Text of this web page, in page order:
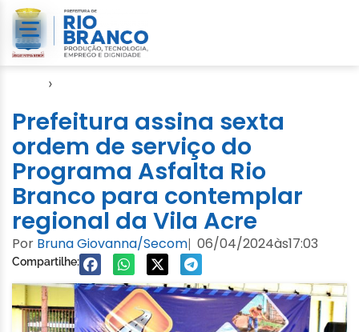
›
Prefeitura assina sexta
ordem de serviço do
Programa Asfalta Rio
Branco para contemplar
regional da Vila Acre
Por Bruna Giovanna/Secom| 06/04/2024às17:03
Compartilhe: